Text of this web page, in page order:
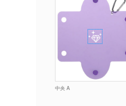
中央 A